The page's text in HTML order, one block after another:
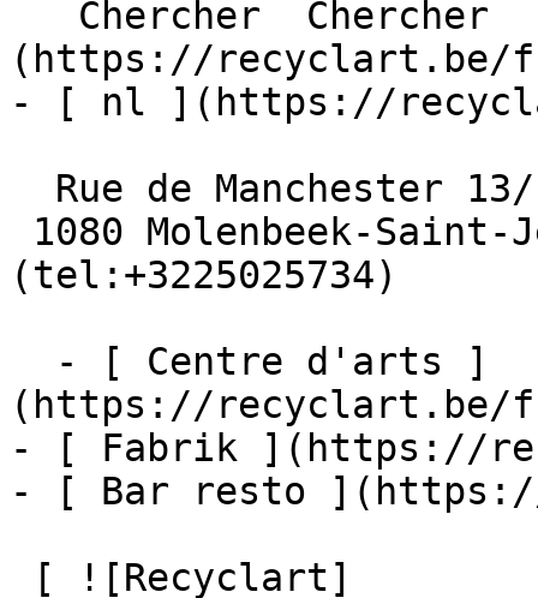
(https://recyclart.be/
- [ nl ](https://
(tel:+3225025734)
(https://recyclart.be/
- [ Fabrik ](https://
- [ Bar resto